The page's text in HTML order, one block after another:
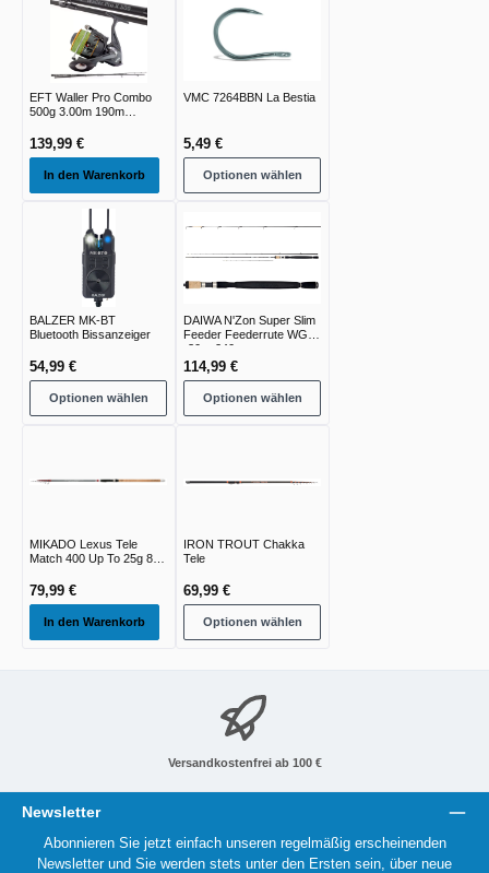
EFT Waller Pro Combo
500g 3.00m 190m
139,99 €
In den Warenkorb
VMC 7264BBN La Bestia
5,49 €
Optionen wählen
BALZER MK-BT
Bluetooth Bissanzeiger
54,99 €
Optionen wählen
DAIWA N'Zon Super Slim
Feeder Feederrute WG
-30g -240g
114,99 €
Optionen wählen
MIKADO Lexus Tele
Match 400 Up To 25g 8
79,99 €
In den Warenkorb
IRON TROUT Chakka
Tele
69,99 €
Optionen wählen
Versandkostenfrei ab 100 €
Newsletter
Abonnieren Sie jetzt einfach unseren regelmäßig erscheinenden
Newsletter und Sie werden stets unter den Ersten sein, über neue